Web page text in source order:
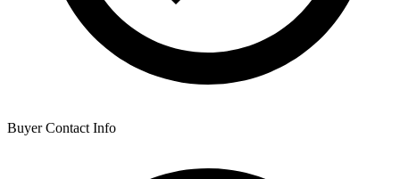
Buyer Contact Info